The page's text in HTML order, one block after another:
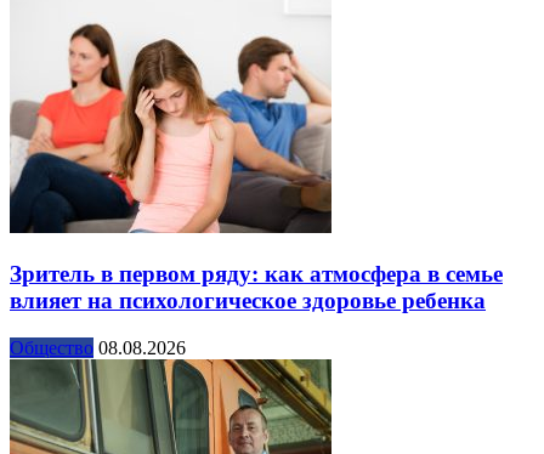
Зритель в первом ряду: как атмосфера в семье
влияет на психологическое здоровье ребенка
Общество 08.08.2026